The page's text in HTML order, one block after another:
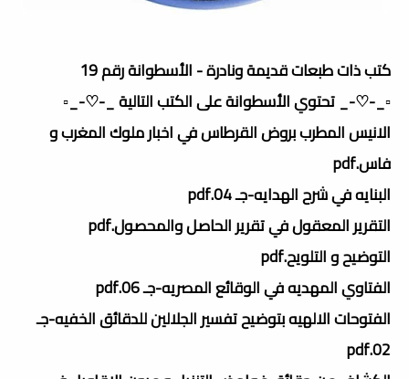
كتب ذات طبعات قديمة ونادرة - الأسطوانة رقم 19
▫️_-♡-_ تحتوي الأسطوانة على الكتب التالية _-♡-_▫️
الانيس المطرب بروض القرطاس في اخبار ملوك المغرب و
فاس.pdf
البنايه في شرح الهدايه-جـ 04.pdf
التقرير المعقول في تقرير الحاصل والمحصول.pdf
التوضيح و التلويح.pdf
الفتاوي المهديه في الوقائع المصريه-جـ 06.pdf
الفتوحات الالهيه بتوضيح تفسير الجلالين للدقائق الخفيه-جـ
02.pdf